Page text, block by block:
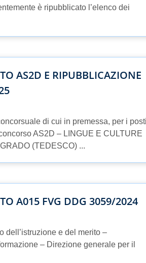
è ripubblicato l’elenco dei
AS2D E RIPUBBLICAZIONE
di cui in premessa, per i posti
AS2D – LINGUE E CULTURE
(TEDESCO) ...
A015 FVG DDG 3059/2024
dell’istruzione e del merito –
– Direzione generale per il